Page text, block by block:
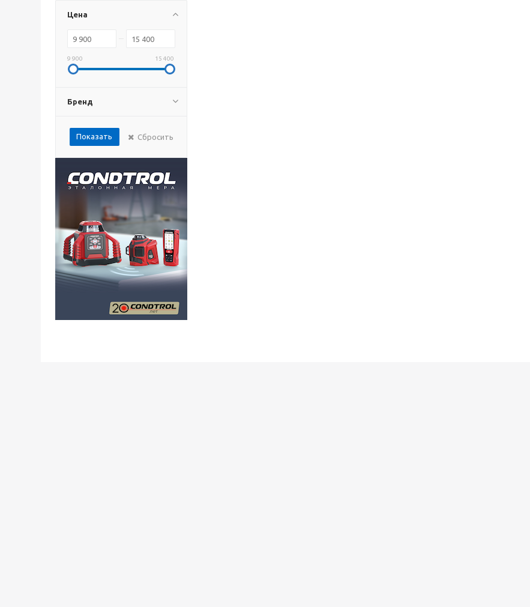
Цена
9 900 15 400
Бренд
Показать Сбросить